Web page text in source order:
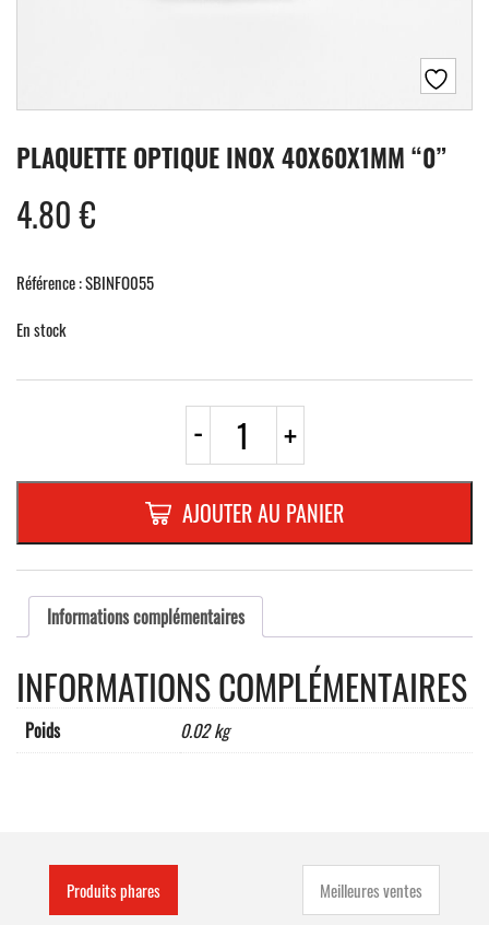
PLAQUETTE OPTIQUE INOX 40X60X1MM “0”
4.80€
Référence : SBINFO055
En stock
- quantité
PLAQUETTE
OPTIQUE
INOX
40x60x1mm
"0"
+
AJOUTER AU PANIER
Informations complémentaires
INFORMATIONS COMPLÉMENTAIRES
Poids 0.02 kg
Produits phares Meilleures ventes